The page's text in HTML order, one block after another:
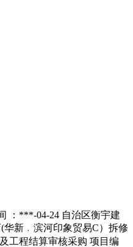
：***-04-24 自治区衡宇建
新﹒滨河印象贸易C）拆修
工程结算审核采购 项目编